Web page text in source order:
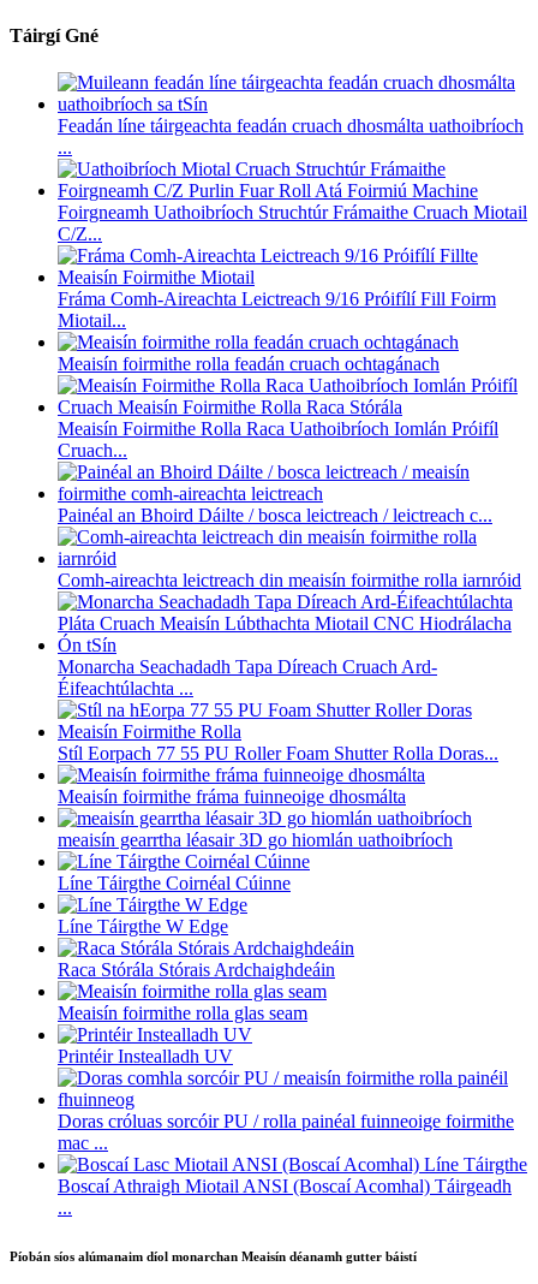
Táirgí Gné
Feadán líne táirgeachta feadán cruach dhosmálta uathoibríoch
...
Foirgneamh Uathoibríoch Struchtúr Frámaithe Cruach Miotail
C/Z...
Fráma Comh-Aireachta Leictreach 9/16 Próifílí Fill Foirm
Miotail...
Meaisín foirmithe rolla feadán cruach ochtagánach
Meaisín Foirmithe Rolla Raca Uathoibríoch Iomlán Próifíl
Cruach...
Painéal an Bhoird Dáilte / bosca leictreach / leictreach c...
Comh-aireachta leictreach din meaisín foirmithe rolla iarnróid
Monarcha Seachadadh Tapa Díreach Cruach Ard-
Éifeachtúlachta ...
Stíl Eorpach 77 55 PU Roller Foam Shutter Rolla Doras...
Meaisín foirmithe fráma fuinneoige dhosmálta
meaisín gearrtha léasair 3D go hiomlán uathoibríoch
Líne Táirgthe Coirnéal Cúinne
Líne Táirgthe W Edge
Raca Stórála Stórais Ardchaighdeáin
Meaisín foirmithe rolla glas seam
Printéir Instealladh UV
Doras cróluas sorcóir PU / rolla painéal fuinneoige foirmithe
mac ...
Boscaí Athraigh Miotail ANSI (Boscaí Acomhal) Táirgeadh
...
Píobán síos alúmanaim díol monarchan Meaisín déanamh gutter báistí